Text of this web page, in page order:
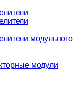
модульного
модули